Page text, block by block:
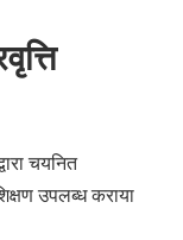
चयनित
उपलब्ध कराया